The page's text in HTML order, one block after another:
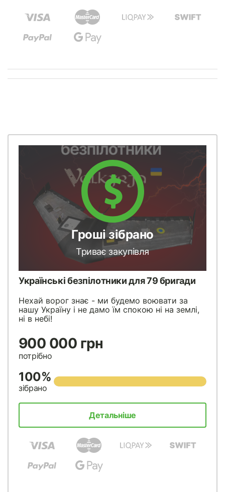
Гроші зібрано
Триває закупівля
Українські безпілотники для 79 бригади
Нехай ворог знає - ми будемо воювати за
нашу Україну і не дамо їм спокою ні на землі,
ні в небі!
900 000 грн
потрібно
100%
зібрано
Детальніше